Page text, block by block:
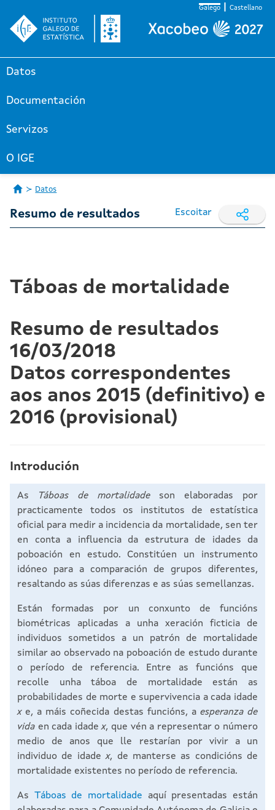
Galego Castellano
Datos
Documentación
Servizos
O IGE
Datos
Resumo de resultados Escoitar
Táboas de mortalidade
Resumo de resultados
16/03/2018
Datos correspondentes
aos anos 2015 (definitivo) e
2016 (provisional)
Introdución
As Táboas de mortalidadeson elaboradas por
practicamente todos os institutos de estatística
oficial para medir a incidencia da mortalidade, sen ter
en conta a influencia da estrutura de idades da
poboación en estudo. Constitúen un instrumento
idóneo para a comparación de grupos diferentes,
resaltando as súas diferenzas e as súas semellanzas.
Están formadas por un conxunto de funcións
biométricas aplicadas a unha xeración ficticia de
individuos sometidos a un patrón de mortalidade
similar ao observado na poboación de estudo durante
o período de referencia. Entre as funcións que
recolle unha táboa de mortalidade están as
probabilidades de morte e supervivencia a cada idade
xe, a máis coñecida destas funcións, a esperanza de
vida en cada idadex, que vén a representar o número
medio de anos que lle restarían por vivir a un
individuo de idadex, de manterse as condicións de
mortalidade existentes no período de referencia.
As Táboas de mortalidade aquí presentadas están